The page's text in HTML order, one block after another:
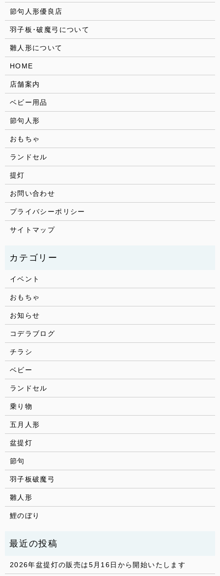
節句人形優良店
羽子板･破魔弓について
雛人形について
HOME
店舗案内
ベビー用品
節句人形
おもちゃ
ランドセル
提灯
お問い合わせ
プライバシーポリシー
サイトマップ
イベント
おもちゃ
お知らせ
コデラブログ
チラシ
ベビー
ランドセル
乗り物
五月人形
盆提灯
節句
羽子板破魔弓
雛人形
鯉のぼり
2026年盆提灯の販売は5月16日から開始いたします